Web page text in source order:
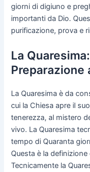
giorni di digiuno e
importanti da Dio.
purificazione, prova e
La
Preparazione
La Quaresima è da
cui la Chiesa apre il
tenerezza, al mistero
vivo. La Quaresima
tempo di Quaranta
Questa è la
Tecnicamente la